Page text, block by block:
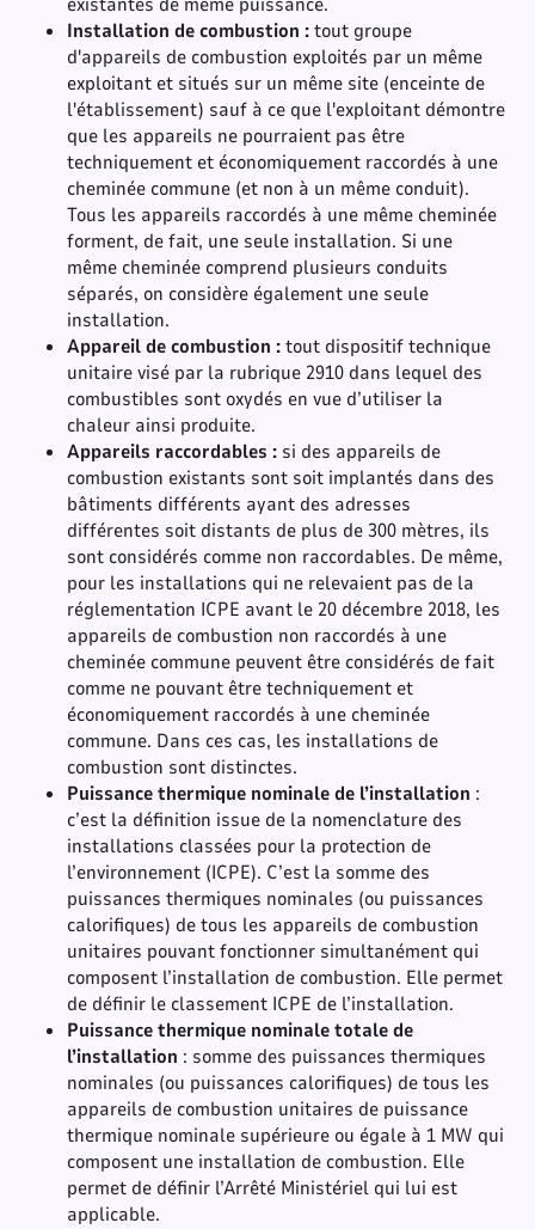
Installation de combustion :tout groupe
d'appareils de combustion exploités par un même
exploitant et situés sur un même site (enceinte de
l'établissement) sauf à ce que l'exploitant démontre
que les appareils ne pourraient pas être
techniquement et économiquement raccordés à une
cheminée commune (et non à un même conduit).
Tous les appareils raccordés à une même cheminée
forment, de fait, une seule installation. Si une
même cheminée comprend plusieurs conduits
séparés, on considère également une seule
installation.
Appareil de combustion :tout dispositif technique
unitaire visé par la rubrique 2910 dans lequel des
combustibles sont oxydés en vue d’utiliser la
chaleur ainsi produite.
Appareils raccordables : si des appareils de
combustion existants sont soit implantés dans des
bâtiments différents ayant des adresses
différentes soit distants de plus de 300 mètres, ils
sont considérés comme non raccordables. De même,
pour les installations qui ne relevaient pas de la
réglementation ICPE avant le 20 décembre 2018, les
appareils de combustion non raccordés à une
cheminée commune peuvent être considérés de fait
comme ne pouvant être techniquement et
économiquement raccordés à une cheminée
commune. Dans ces cas, les installations de
combustion sont distinctes.
Puissance thermique nominale de l’installation :
c’est la définition issue de la nomenclature des
installations classées pour la protection de
l’environnement (ICPE). C’est la somme des
puissances thermiques nominales (ou puissances
calorifiques) de tous les appareils de combustion
unitaires pouvant fonctionner simultanément qui
composent l’installation de combustion. Elle permet
de définir le classement ICPE de l’installation.
Puissance thermique nominale totale de
l’installation : somme des puissances thermiques
nominales (ou puissances calorifiques) de tous les
appareils de combustion unitaires de puissance
thermique nominale supérieure ou égale à 1 MW qui
composent une installation de combustion. Elle
permet de définir l’Arrêté Ministériel qui lui est
applicable.